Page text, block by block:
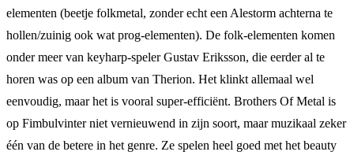
elementen (beetje folkmetal, zonder echt een Alestorm achterna te
hollen/zuinig ook wat prog-elementen). De folk-elementen komen
onder meer van keyharp-speler Gustav Eriksson, die eerder al te
horen was op een album van Therion. Het klinkt allemaal wel
eenvoudig, maar het is vooral super-efficiënt. Brothers Of Metal is
op Fimbulvinter niet vernieuwend in zijn soort, maar muzikaal zeker
één van de betere in het genre. Ze spelen heel goed met het beauty